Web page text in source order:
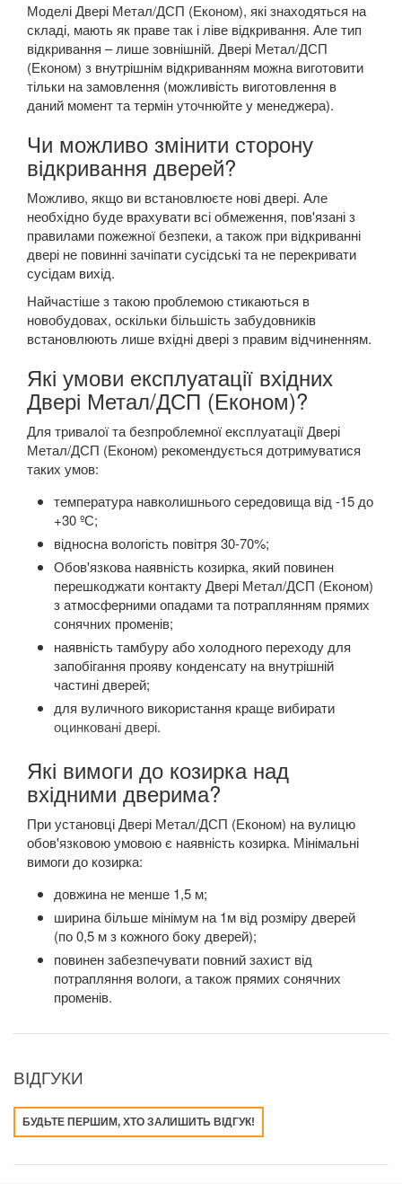
Моделі Двері Метал/ДСП (Економ), які знаходяться на
складі, мають як праве так і ліве відкривання. Але тип
відкривання – лише зовнішній. Двері Метал/ДСП
(Економ) з внутрішнім відкриванням можна виготовити
тільки на замовлення (можливість виготовлення в
даний момент та термін уточнюйте у менеджера).
Чи можливо змінити сторону
відкривання дверей?
Можливо, якщо ви встановлюєте нові двері. Але
необхідно буде врахувати всі обмеження, пов'язані з
правилами пожежної безпеки, а також при відкриванні
двері не повинні зачіпати сусідські та не перекривати
сусідам вихід.
Найчастіше з такою проблемою стикаються в
новобудовах, оскільки більшість забудовників
встановлюють лише вхідні двері з правим відчиненням.
Які умови експлуатації вхідних
Двері Метал/ДСП (Економ)?
Для тривалої та безпроблемної експлуатації Двері
Метал/ДСП (Економ) рекомендується дотримуватися
таких умов:
температура навколишнього середовища від -15 до
+30 ºС;
відносна вологість повітря 30-70%;
Обов'язкова наявність козирка, який повинен
перешкоджати контакту Двері Метал/ДСП (Економ)
з атмосферними опадами та потраплянням прямих
сонячних променів;
наявність тамбуру або холодного переходу для
запобігання прояву конденсату на внутрішній
частині дверей;
для вуличного використання краще вибирати
оцинковані двері.
Які вимоги до козирка над
вхідними дверима?
При установці Двері Метал/ДСП (Економ) на вулицю
обов'язковою умовою є наявність козирка. Мінімальні
вимоги до козирка:
довжина не менше 1,5 м;
ширина більше мінімум на 1м від розміру дверей
(по 0,5 м з кожного боку дверей);
повинен забезпечувати повний захист від
потрапляння вологи, а також прямих сонячних
променів.
ВІДГУКИ
БУДЬТЕ ПЕРШИМ, ХТО ЗАЛИШИТЬ ВІДГУК!